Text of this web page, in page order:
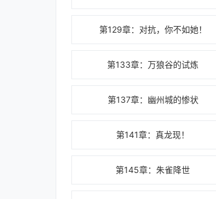
第129章：对抗，你不如她！
第133章：万狼谷的试炼
第137章：幽州城的惨状
第141章：真龙现！
第145章：朱雀降世